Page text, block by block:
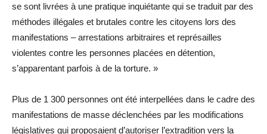
se sont livrées à une pratique inquiétante qui se traduit par des
méthodes illégales et brutales contre les citoyens lors des
manifestations – arrestations arbitraires et représailles
violentes contre les personnes placées en détention,
s’apparentant parfois à de la torture. »
Plus de 1 300 personnes ont été interpellées dans le cadre des
manifestations de masse déclenchées par les modifications
législatives qui proposaient d’autoriser l’extradition vers la